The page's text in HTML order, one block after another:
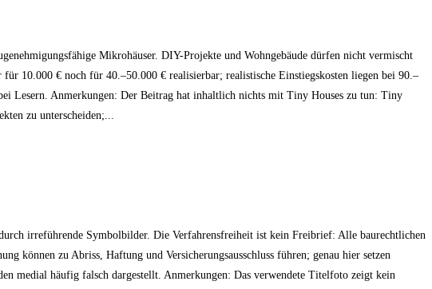
Mikrohäuser. DIY-Projekte und Wohngebäude dürfen nicht vermischt
10.000 € noch für 40.–50.000 € realisierbar; realistische Einstiegskosten liegen bei 90.–
Lesern. Anmerkungen: Der Beitrag hat inhaltlich nichts mit Tiny Houses zu tun: Tiny
zu unterscheiden;...
irreführende Symbolbilder. Die Verfahrensfreiheit ist kein Freibrief: Alle baurechtlichen
können zu Abriss, Haftung und Versicherungsausschluss führen; genau hier setzen
medial häufig falsch dargestellt. Anmerkungen: Das verwendete Titelfoto zeigt kein